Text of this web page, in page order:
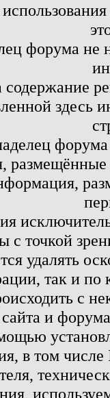
форума не
содержание
здесь
с точкой
удалять
так и по
с
и
в том